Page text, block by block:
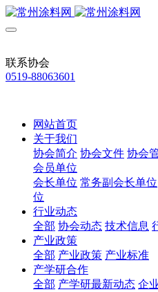
联系协会
0519-88063601
网站首页
关于我们
协会简介 协会文件 协会
会员单位
会长单位 常务副会长单位
位
行业动态
全部 协会动态 技术信息
产业政策
全部 产业政策 产业标准
产学研合作
全部 产学研最新动态 企